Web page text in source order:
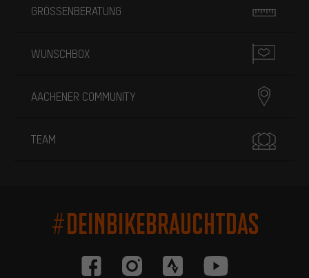
GRÖSSENBERATUNG
WUNSCHBOX
AACHENER COMMUNITY
TEAM
#DEINBIKEBRAUCHTDAS